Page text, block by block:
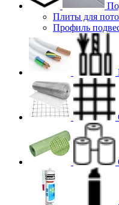
Плиты для
Профиль